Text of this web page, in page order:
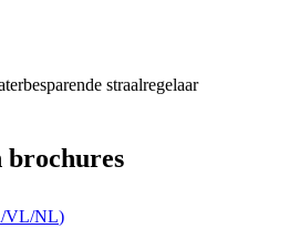
straalregelaar
brochures
VL/NL)